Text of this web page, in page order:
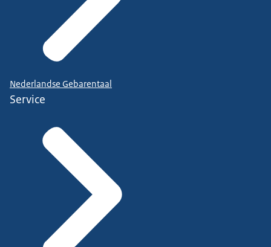
Nederlandse Gebarentaal
Service